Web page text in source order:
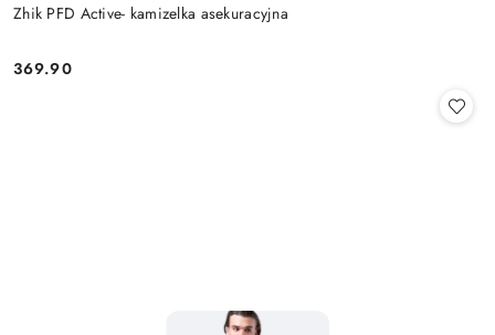
Zhik PFD Active- kamizelka asekuracyjna
Cena:
369.90